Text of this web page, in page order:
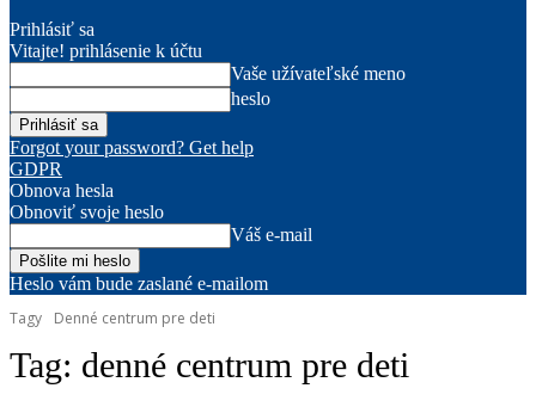
Prihlásiť sa
Vitajte! prihlásenie k účtu
Vaše užívateľské meno
heslo
Forgot your password? Get help
GDPR
Obnova hesla
Obnoviť svoje heslo
Váš e-mail
Heslo vám bude zaslané e-mailom
Tagy
Denné centrum pre deti
Tag: denné centrum pre deti